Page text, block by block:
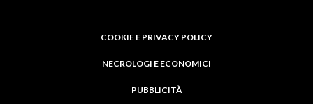
COOKIE E PRIVACY POLICY
NECROLOGI E ECONOMICI
PUBBLICITÀ